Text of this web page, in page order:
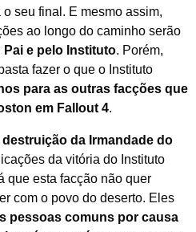
seu final. E mesmo assim,
ao longo do caminho serão
e pelo Instituto. Porém,
fazer o que o Instituto
para as outras facções que
em Fallout 4.
destruição da Irmandade do
da vitória do Instituto
que esta facção não quer
com o povo do deserto. Eles
pessoas comuns por causa